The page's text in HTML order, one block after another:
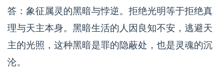
答：象征属灵的黑暗与悖逆。拒绝光明等于拒绝真
理与天主本身。黑暗生活的人因良知不安，逃避天
主的光照，这种黑暗是罪的隐蔽处，也是灵魂的沉
沦。